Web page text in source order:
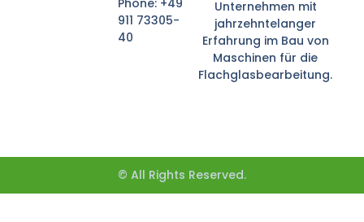
Unternehmen mit
jahrzehntelanger
Erfahrung im Bau von
Maschinen für die
Flachglasbearbeitung.
911 73305-
40
© All Rights Reserved.